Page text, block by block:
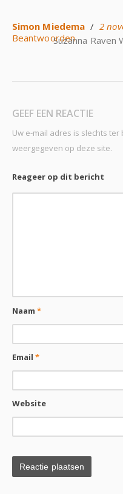
Simon Miedema / 2
BeantwoordenSuzanna Raven
GEEF EEN REACTIE
Uw e-mail adres is slechts ter
weergegeven op deze site.
Reageer op dit bericht
Naam*
Email*
Website